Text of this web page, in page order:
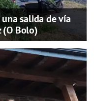
salida de vía
(O Bolo)